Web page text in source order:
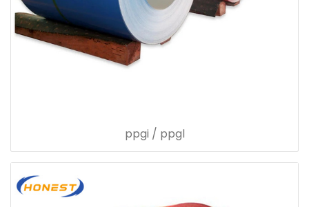
ppgi / ppgl